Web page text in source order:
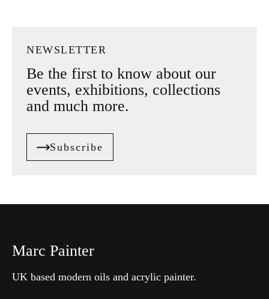
NEWSLETTER
Be the first to know about our
events, exhibitions, collections
and much more.
Subscribe
Marc Painter
UK based modern oils and acrylic painter.